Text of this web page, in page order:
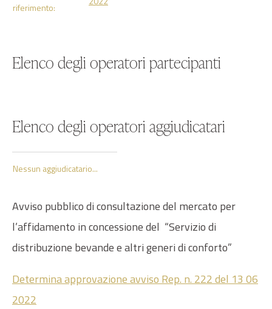
riferimento:
Elenco degli operatori partecipanti
Elenco degli operatori aggiudicatari
Nessun aggiudicatario...
Avviso pubblico di consultazione del mercato per
l’affidamento in concessione del “Servizio di
distribuzione bevande e altri generi di conforto”
Determina approvazione avviso Rep. n. 222 del 13 06
2022